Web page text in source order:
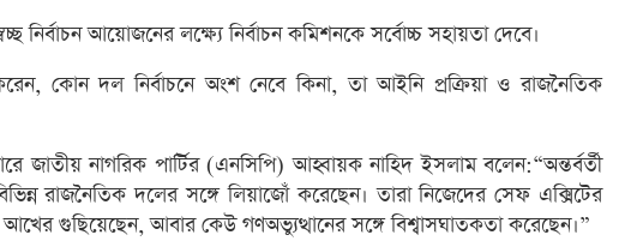
আয়োজনের লক্ষ্যে নির্বাচন কমিশনকে সর্বোচ্চ সহায়তা দেবে।
কোন দল নির্বাচনে অংশ নেবে কিনা, তা আইনি প্রক্রিয়া ও রাজনৈতিক
জাতীয় নাগরিক পার্টির (এনসিপি) আহ্বায়ক নাহিদ ইসলাম বলেন:“অন্তর্বর্তী
রাজনৈতিক দলের সঙ্গে লিয়াজোঁ করেছেন। তারা নিজেদের সেফ এক্সিটের
গুছিয়েছেন, আবার কেউ গণঅভ্যুত্থানের সঙ্গে বিশ্বাসঘাতকতা করেছেন।”